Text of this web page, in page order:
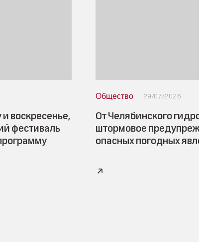
и воскресенье,
фестиваль
Общество 29/07/2026
От Челябинского
штормовое
опасных погодных